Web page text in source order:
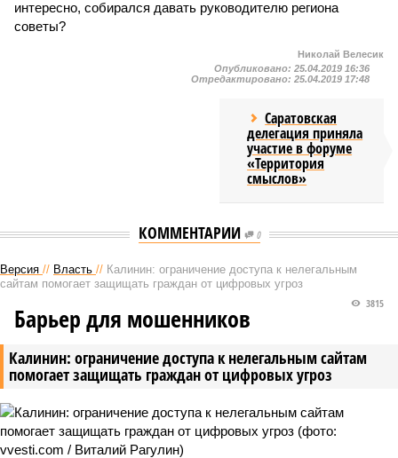
интересно, собирался давать руководителю региона
советы?
Николай Велесик
Опубликовано: 25.04.2019 16:36
Отредактировано: 25.04.2019 17:48
Саратовская
делегация приняла
участие в форуме
«Территория
смыслов»
КОММЕНТАРИИ 0
Версия // Власть // Калинин: ограничение доступа к нелегальным
сайтам помогает защищать граждан от цифровых угроз
Калинин: ограничение доступа к нелегальным сайтам
помогает защищать граждан от цифровых угроз
3815
Барьер для мошенников